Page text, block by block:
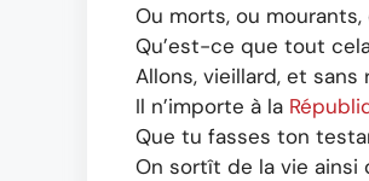
Ou morts, ou mourants,
Qu’est-ce que tout
Allons, vieillard, et sans
Il n’importe à la
Que tu fasses ton
On sortît de la vie ainsi